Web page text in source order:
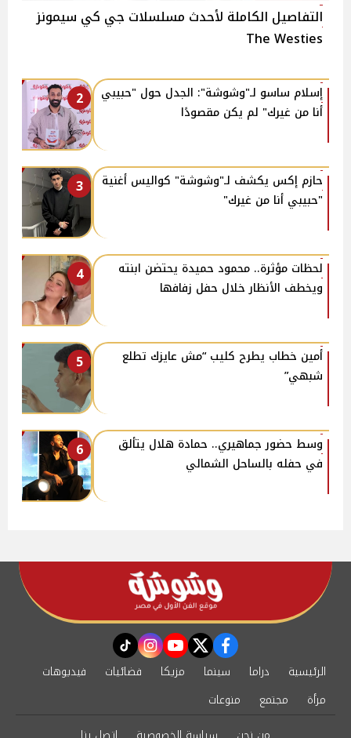
التفاصيل الكاملة لأحدث مسلسلات جي كي سيمونز
The Westies
2
إسلام ساسو لـ"وشوشة": الجدل حول "حبيبي
أنا من غيرك" لم يكن مقصودًا
3
حازم إكس يكشف لـ"وشوشة" كواليس أغنية
"حبيبي أنا من غيرك"
4
لحظات مؤثرة.. محمود حميدة يحتضن ابنته
ويخطف الأنظار خلال حفل زفافها
5
أمين خطاب يطرح كليب “مش عايزك تطلع
شبهي”
6
وسط حضور جماهيري.. حمادة هلال يتألق
في حفله بالساحل الشمالي
facebook
twitter
youtube
instagram
tiktok
الرئيسية دراما سينما مزيكا فضائيات
فيديوهات
مرأة
مجتمع
منوعات